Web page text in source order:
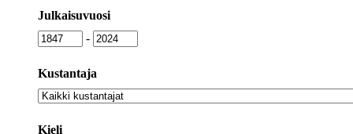
Julkaisuvuosi
Julkaisuvuosi
- Julkaisuvuosi
Kustantaja
Kustantaja
Kieli